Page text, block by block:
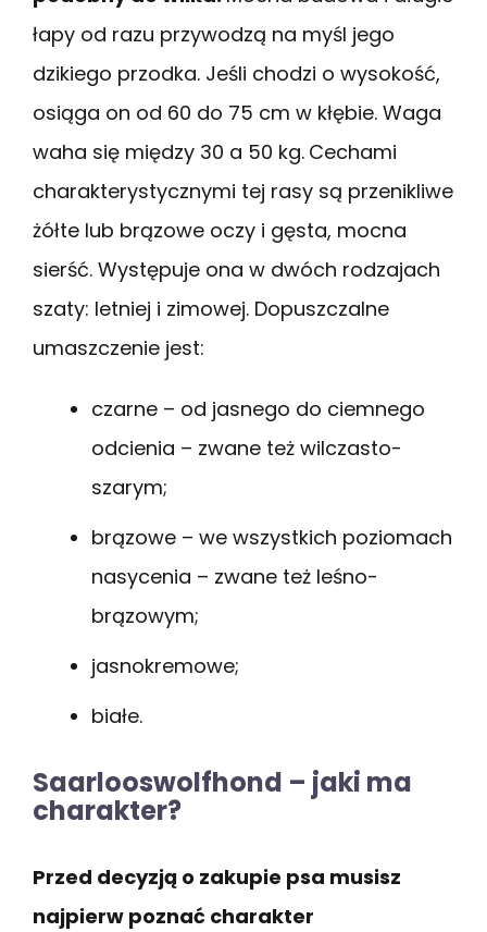
łapy od razu przywodzą na myśl jego
dzikiego przodka. Jeśli chodzi o wysokość,
osiąga on od 60 do 75 cm w kłębie. Waga
waha się między 30 a 50 kg. Cechami
charakterystycznymi tej rasy są przenikliwe
żółte lub brązowe oczy i gęsta, mocna
sierść. Występuje ona w dwóch rodzajach
szaty: letniej i zimowej. Dopuszczalne
umaszczenie jest:
czarne – od jasnego do ciemnego
odcienia – zwane też wilczasto-
szarym;
brązowe – we wszystkich poziomach
nasycenia – zwane też leśno-
brązowym;
jasnokremowe;
białe.
Saarlooswolfhond – jaki ma
charakter?
Przed decyzją o zakupie psa musisz
najpierw poznać charakter